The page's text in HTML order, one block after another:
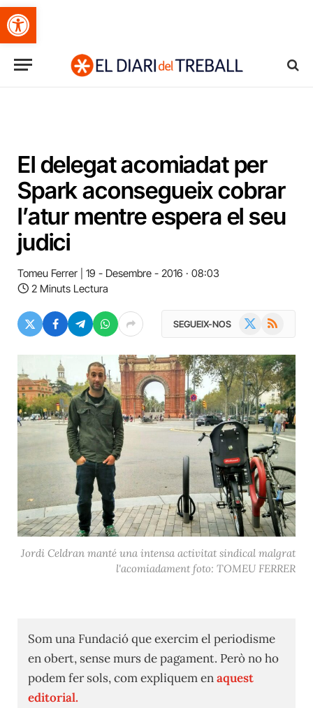
Obre la barra d'eines
El delegat acomiadat per
Spark aconsegueix cobrar
l’atur mentre espera el seu
judici
Tomeu Ferrer
19 - Desembre - 2016 · 08:03
2 Minuts Lectura
SEGUEIX-NOS RSS
Jordi Celdran manté una intensa activitat sindical malgrat
l'acomiadament foto: TOMEU FERRER
Som una Fundació que exercim el periodisme
en obert, sense murs de pagament. Però no ho
podem fer sols, com expliquem enaquest
editorial.